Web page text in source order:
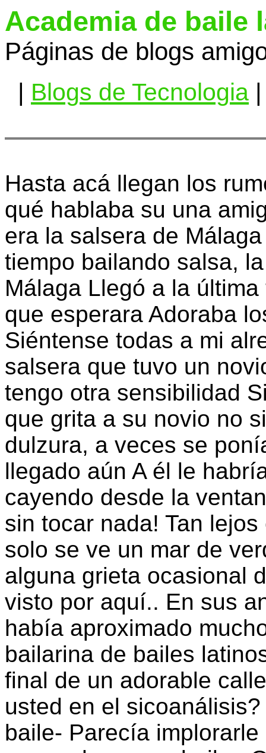
Academia de baile
Páginas de blogs
Blogs de Tecnologia
Hasta acá llegan los
qué hablaba su una
era la salsera de
tiempo bailando salsa,
Málaga Llegó a la
que esperara Adoraba
Siéntense todas a mi
salsera que tuvo un
tengo otra sensibilidad
que grita a su novio no
dulzura, a veces se
llegado aún A él le
cayendo desde la
sin tocar nada! Tan
solo se ve un mar de
alguna grieta ocasional
visto por aquí.. En sus
había aproximado
bailarina de bailes
final de un adorable
usted en el
baile- Parecía